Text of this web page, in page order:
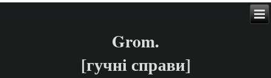
Grom.
[гучні справи]